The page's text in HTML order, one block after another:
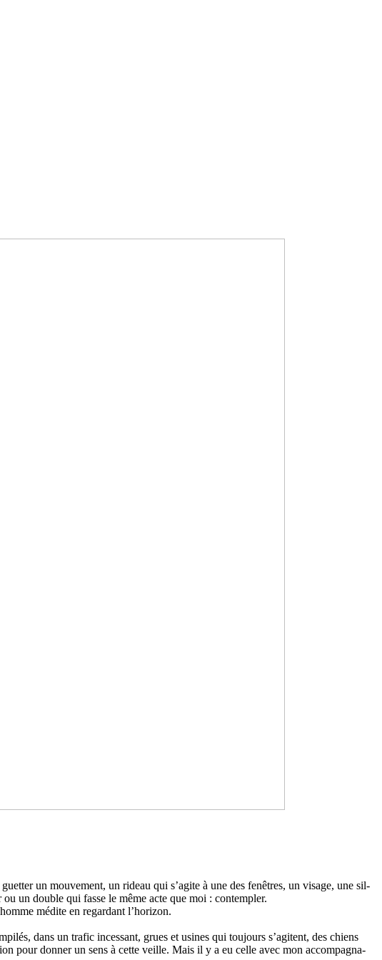
un mou­ve­ment, un rideau qui s’agite à une des fenê­tres, un visage, une sil­
un double qui fasse le même acte que moi : contem­pler.
médite en regar­dant l’hori­zon.
dans un trafic inces­sant, grues et usines qui tou­jours s’agi­tent, des chiens
pour donner un sens à cette veille. Mais il y a eu celle avec mon accom­pa­gna­